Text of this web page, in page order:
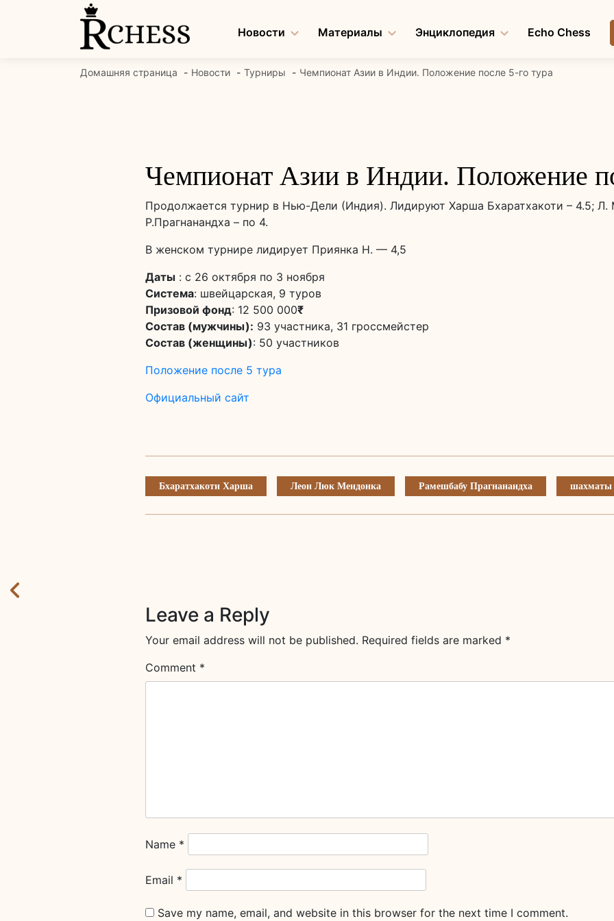
Новости Материалы Энциклопедия Echo Chess
Домашняя страница Новости Турниры Чемпионат Азии в Индии. Положение после 5-го тура
Чемпионат Азии в Индии. Положение
Продолжается турнир в Нью-Дели (Индия). Лидируют Харша Бхаратхакоти – 4.5; Л.
Р.Прагнанандха – по 4.
В женском турнире лидирует Приянка Н. — 4,5
Даты : с 26 октября по 3 ноября
Система: швейцарская, 9 туров
Призовой фонд: 12 500 000₹
Состав (мужчины): 93 участника, 31 гроссмейстер
Состав (женщины): 50 участников
Положение после 5 тура
Официальный сайт
Бхаратхакоти Харша Леон Люк Мендонка Рамешбабу Прагнанандха шахматы
Leave a Reply
Your email address will not be published. Required fields are marked *
Comment *
Name *
Email *
Save my name, email, and website in this browser for the next time I comment.